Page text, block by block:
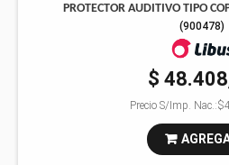
PROTECTOR AUDITIVO TIPO
(900478)
$
Precio S/Imp. Nac.: